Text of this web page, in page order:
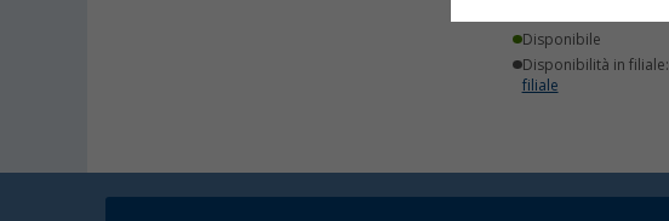
Disponibile
Disponibilità in filiale:
filiale